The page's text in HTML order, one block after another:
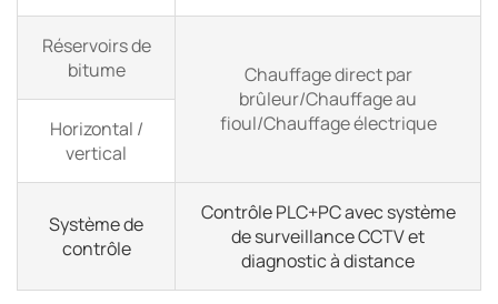
Réservoirs de
bitume
Chauffage direct par
brûleur/Chauffage au
fioul/Chauffage électrique
Horizontal /
vertical
Système de
contrôle
Contrôle PLC+PC avec système
de surveillance CCTV et
diagnostic à distance